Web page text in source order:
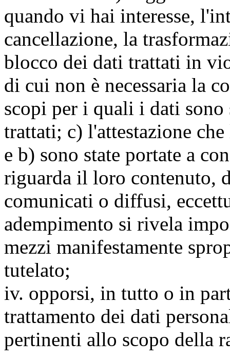
quando vi hai interesse,
cancellazione, la
blocco dei dati trattati in
di cui non è necessaria la
scopi per i quali i dati sono
trattati; c) l'attestazione
e b) sono state portate a
riguarda il loro contenuto,
comunicati o diffusi,
adempimento si rivela
mezzi manifestamente
tutelato;
iv. opporsi, in tutto o in
trattamento dei dati
pertinenti allo scopo della